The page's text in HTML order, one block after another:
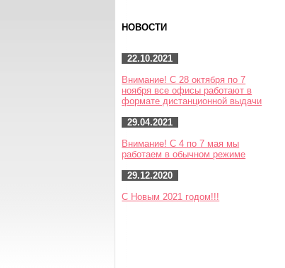
НОВОСТИ
22.10.2021
Внимание! С 28 октября по 7
ноября все офисы работают в
формате дистанционной выдачи
29.04.2021
Внимание! С 4 по 7 мая мы
работаем в обычном режиме
29.12.2020
С Новым 2021 годом!!!